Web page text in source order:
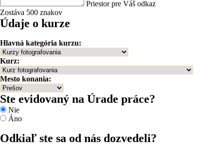
Priestor pre Váš odkaz
Zostáva 500 znakov
Údaje o kurze
Hlavná kategória kurzu:
Kurz:
Mesto konania:
Ste evidovaný na Úrade práce?
Nie
Áno
Odkiaľ ste sa od nás dozvedeli?